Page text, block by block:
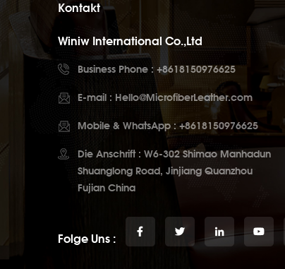
Kontakt
Winiw International Co.,Ltd
Business Phone : +8618150976625
E-mail : Hello@MicrofiberLeather.com
Mobile & WhatsApp : +8618150976625
Die Anschrift : W6-302 Shimao Manhadun
Shuanglong Road, Jinjiang Quanzhou
Fujian China
Folge Uns :